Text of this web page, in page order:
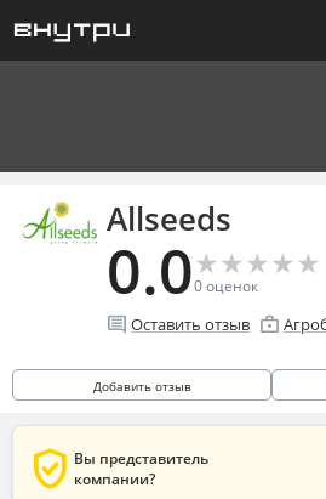
Allseeds
0.0★
★★
★★
★★
★★
★
0оценок
comment Оставить отзыв enterprise
Добавить отзыв
verified_user Вы представитель
компании?